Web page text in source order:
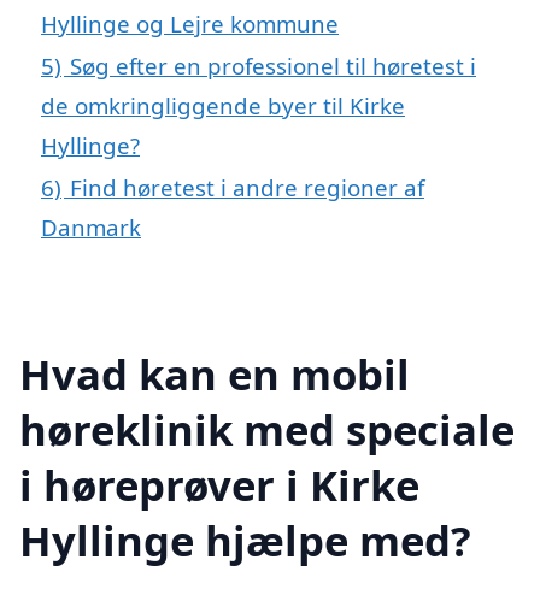
Hyllinge og Lejre kommune
5) Søg efter en professionel til høretest i
de omkringliggende byer til Kirke
Hyllinge?
6) Find høretest i andre regioner af
Danmark
Hvad kan en mobil
høreklinik med speciale
i høreprøver i Kirke
Hyllinge hjælpe med?